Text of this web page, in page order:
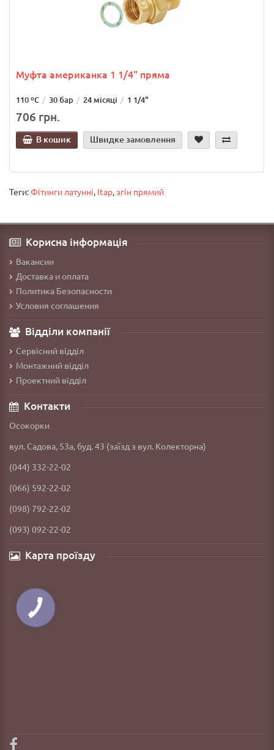
Муфта американка 1 1/4" пряма
110 ºС 30 бар 24 місяці 1 1/4"
706 грн.
В кошик Швидке замовлення
Теги:Фітинги латунні, Itap, згін прямий
Корисна інформація
Вакансии
Доставка и оплата
Политика Безопасности
Условия соглашения
Відділи компанії
Сервісний відділ
Монтажний відділ
Проектний відділ
Контакти
Осокорки
вул. Садова, 53а, буд. 43 (заїзд з вул. Колекторна)
(044) 332-22-02
(066) 592-22-02
(098) 792-22-02
(093) 092-22-02
Карта проїзду